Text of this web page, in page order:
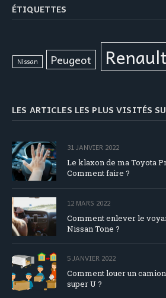
ÉTIQUETTES
Nissan Peugeot
LES ARTICLES LES PLUS VISITÉS
31 JANVIER 2022
Le klaxon de ma Toyota
Comment faire ?
12 MARS 2022
Comment enlever le
Nissan Tone ?
5 JANVIER 2022
Comment louer un
super U ?